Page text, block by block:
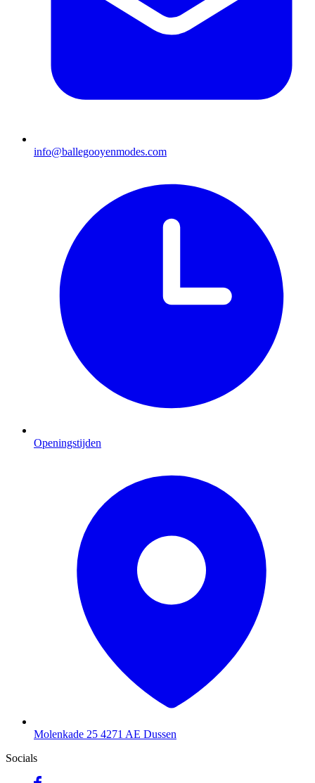
info@ballegooyenmodes.com
Openingstijden
Molenkade 25 4271 AE Dussen
Socials